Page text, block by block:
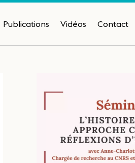
Publications Vidéos Contact